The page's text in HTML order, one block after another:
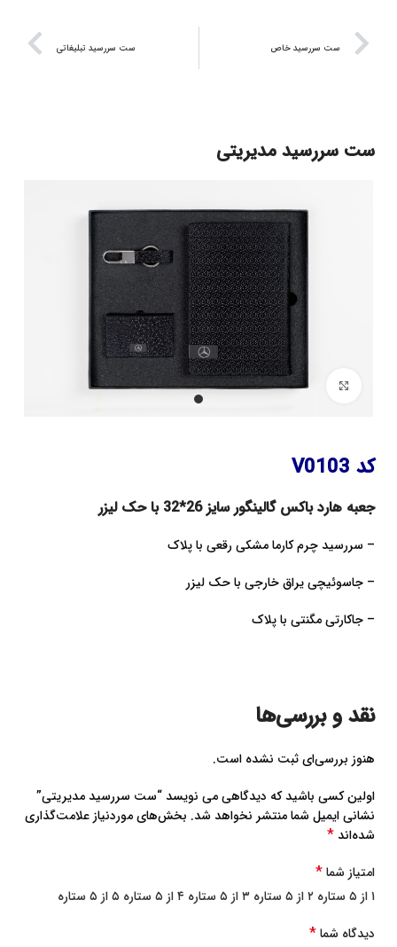
ست سررسید خاص ست سررسید تبلیغاتی
ست سررسید مدیریتی
برای بزرگنمایی کلیک کنید
کد V0103
جعبه هارد باکس گالینگور سایز 26*32 با حک لیزر
– سررسید چرم کارما مشکی رقعی با پلاک
– جاسوئیچی یراق خارجی با حک لیزر
– جاکارتی مگنتی با پلاک
نقد و بررسی‌ها
هنوز بررسی‌ای ثبت نشده است.
اولین کسی باشید که دیدگاهی می نویسد “ست سررسید مدیریتی”
نشانی ایمیل شما منتشر نخواهد شد. بخش‌های موردنیاز علامت‌گذاری
شده‌اند*
امتیاز شما*
۱ از ۵ ستاره ۲ از ۵ ستاره ۳ از ۵ ستاره ۴ از ۵ ستاره
۵ از ۵ ستاره
دیدگاه شما*